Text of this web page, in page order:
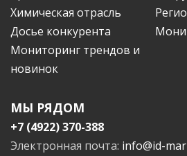
Химическая отрасль
Досье конкурента
Мониторинг трендов и
новинок
МЫ РЯДОМ
+7 (4922) 370-388
Электронная почта: info@id-